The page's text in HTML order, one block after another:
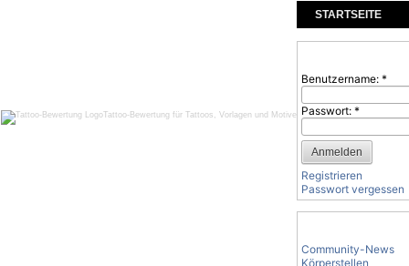
Tattoo-Bewertung für Tattoos, Vorlagen und Motive
STARTSEITE
KOMMENTARE
Benutzername: *
Passwort: *
Registrieren
Passwort vergessen
Community-News
Körperstellen